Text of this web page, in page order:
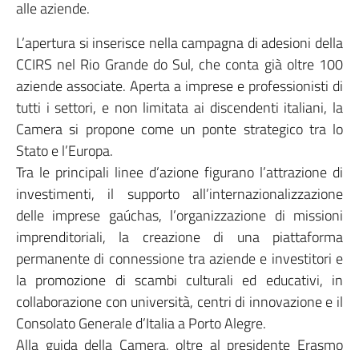
alle aziende.
L’apertura si inserisce nella campagna di adesioni della
CCIRS nel Rio Grande do Sul, che conta già oltre 100
aziende associate. Aperta a imprese e professionisti di
tutti i settori, e non limitata ai discendenti italiani, la
Camera si propone come un ponte strategico tra lo
Stato e l’Europa.
Tra le principali linee d’azione figurano l’attrazione di
investimenti, il supporto all’internazionalizzazione
delle imprese gaúchas, l’organizzazione di missioni
imprenditoriali, la creazione di una piattaforma
permanente di connessione tra aziende e investitori e
la promozione di scambi culturali ed educativi, in
collaborazione con università, centri di innovazione e il
Consolato Generale d’Italia a Porto Alegre.
Alla guida della Camera, oltre al presidente Erasmo